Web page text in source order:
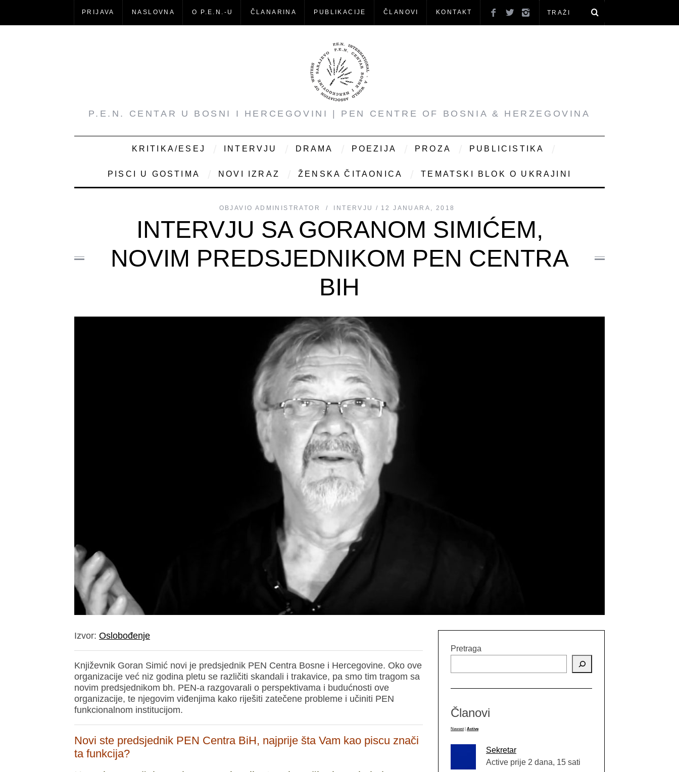
PRIJAVA NASLOVNA O P.E.N.-U ČLANARINA PUBLIKACIJE ČLANOVI KONTAKT
P.E.N. CENTAR U BOSNI I HERCEGOVINI | PEN CENTRE OF BOSNIA & HERZEGOVINA
KRITIKA/ESEJ INTERVJU DRAMA POEZIJA PROZA PUBLICISTIKA
PISCI U GOSTIMA NOVI IZRAZ ŽENSKA ČITAONICA TEMATSKI BLOK O UKRAJINI
OBJAVIO ADMINISTRATOR INTERVJU 12 JANUARA, 2018
INTERVJU SA GORANOM SIMIĆEM,
NOVIM PREDSJEDNIKOM PEN CENTRA
BIH
Izvor: Oslobođenje
Književnik Goran Simić novi je predsjednik PEN Centra Bosne i Hercegovine. Oko ove
organizacije već niz godina pletu se različiti skandali i trakavice, pa smo tim tragom sa
novim predsjednikom bh. PEN-a razgovarali o perspektivama i budućnosti ove
organizacije, te njegovim viđenjima kako riješiti zatečene probleme i učiniti PEN
funkcionalnom institucijom.
Novi ste predsjednik PEN Centra BiH, najprije šta Vam kao piscu znači
ta funkcija?
Pretraga
Članovi
Newest Active
Sekretar
Active prije 2 dana, 15 sati